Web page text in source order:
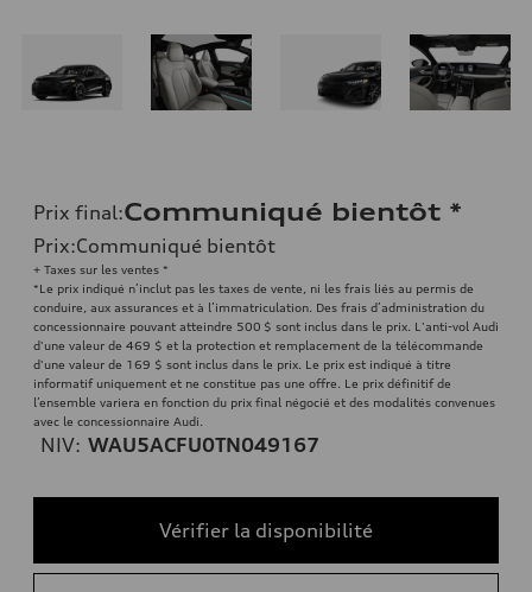
Prix final:Communiqué bientôt *
Prix:Communiqué bientôt
+ Taxes sur les ventes *
*Le prix indiqué n’inclut pas les taxes de vente, ni les frais liés au permis de
conduire, aux assurances et à l’immatriculation. Des frais d’administration du
concessionnaire pouvant atteindre 500 $ sont inclus dans le prix. L'anti-vol Audi
d'une valeur de 469 $ et la protection et remplacement de la télécommande
d'une valeur de 169 $ sont inclus dans le prix. Le prix est indiqué à titre
informatif uniquement et ne constitue pas une offre. Le prix définitif de
l’ensemble variera en fonction du prix final négocié et des modalités convenues
avec le concessionnaire Audi.
NIV: WAU5ACFU0TN049167
Vérifier la disponibilité